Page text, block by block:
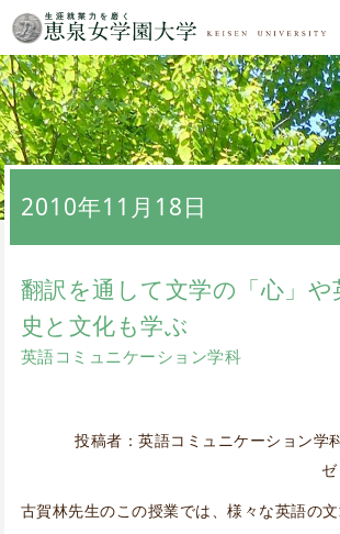
2010年11月18日
翻訳を通して文学の「心」や
史と文化も学ぶ
英語コミュニケーション学科
投稿者：英語コミュニケーション
ゼ
古賀林先生のこの授業では、様々な英語の